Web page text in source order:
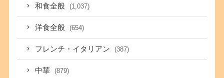
和食全般 (1,037)
洋食全般 (654)
フレンチ・イタリアン (387)
中華 (879)